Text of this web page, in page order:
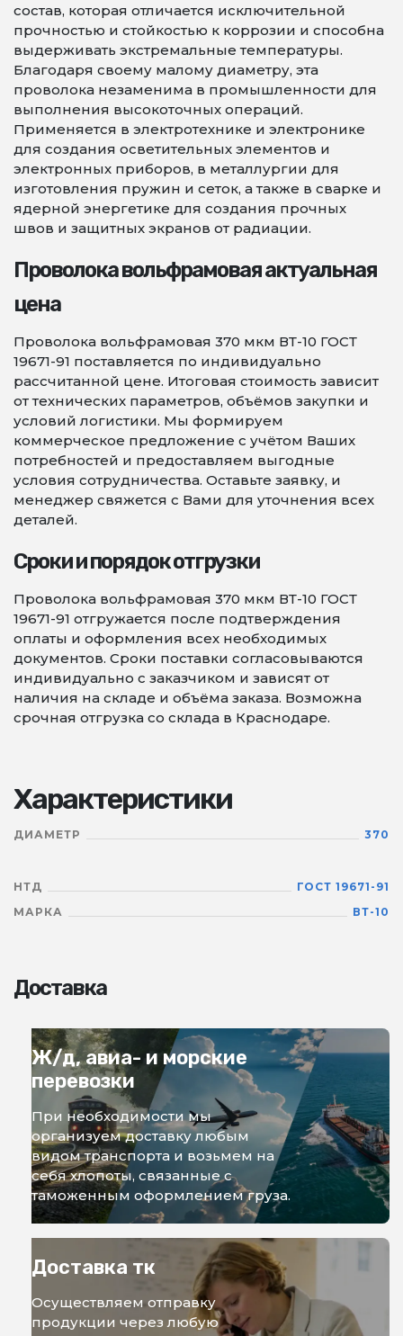
состав, которая отличается исключительной
прочностью и стойкостью к коррозии и способна
выдерживать экстремальные температуры.
Благодаря своему малому диаметру, эта
проволока незаменима в промышленности для
выполнения высокоточных операций.
Применяется в электротехнике и электронике
для создания осветительных элементов и
электронных приборов, в металлургии для
изготовления пружин и сеток, а также в сварке и
ядерной энергетике для создания прочных
швов и защитных экранов от радиации.
Проволока вольфрамовая актуальная
цена
Проволока вольфрамовая 370 мкм ВТ-10 ГОСТ
19671-91 поставляется по индивидуально
рассчитанной цене. Итоговая стоимость зависит
от технических параметров, объёмов закупки и
условий логистики. Мы формируем
коммерческое предложение с учётом Ваших
потребностей и предоставляем выгодные
условия сотрудничества. Оставьте заявку, и
менеджер свяжется с Вами для уточнения всех
деталей.
Сроки и порядок отгрузки
Проволока вольфрамовая 370 мкм ВТ-10 ГОСТ
19671-91 отгружается после подтверждения
оплаты и оформления всех необходимых
документов. Сроки поставки согласовываются
индивидуально с заказчиком и зависят от
наличия на складе и объёма заказа. Возможна
срочная отгрузка со склада в Краснодаре.
Характеристики
ДИАМЕТР 370
НТД
ГОСТ 19671-91
МАРКА
ВТ-10
Доставка
Ж/д, авиа- и морские
перевозки
При необходимости мы
организуем доставку любым
видом транспорта и возьмем на
себя хлопоты, связанные с
таможенным оформлением груза.
Доставка тк
Осуществляем отправку
продукции через любую